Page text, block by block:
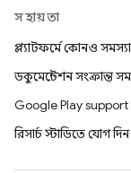
সহায়তা
প্ল্যাটফর্মে কোনও
ডকুমেন্টেশন সংক্রান্ত
Google Play support
রিসার্চ স্টাডিতে যোগ দিন